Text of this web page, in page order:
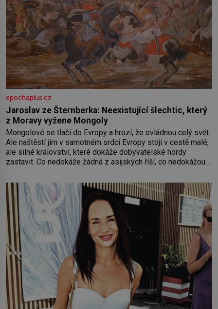
epochaplus.cz
Jaroslav ze Šternberka: Neexistující šlechtic, který
z Moravy vyžene Mongoly
Mongolové se tlačí do Evropy a hrozí, že ovládnou celý svět.
Ale naštěstí jim v samotném srdci Evropy stojí v cestě malé,
ale silné království, které dokáže dobyvatelské hordy
zastavit. Co nedokáže žádná z asijských říší, co nedokážou
od roku 1223 postupují podél Kaspického a Azovského
moře,